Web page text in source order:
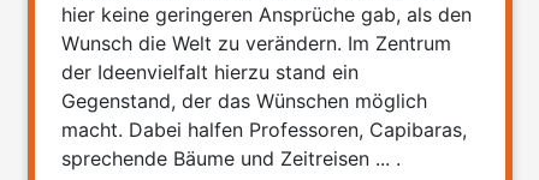
hier keine geringeren Ansprüche gab, als den
Wunsch die Welt zu verändern. Im Zentrum
der Ideenvielfalt hierzu stand ein
Gegenstand, der das Wünschen möglich
macht. Dabei halfen Professoren, Capibaras,
sprechende Bäume und Zeitreisen ... .